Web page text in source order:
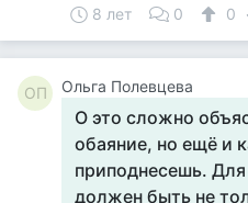
8 лет 0 0
ОП Ольга Полевцева
О это сложно
обаяние, но ещё и
приподнесешь.
должен быть не